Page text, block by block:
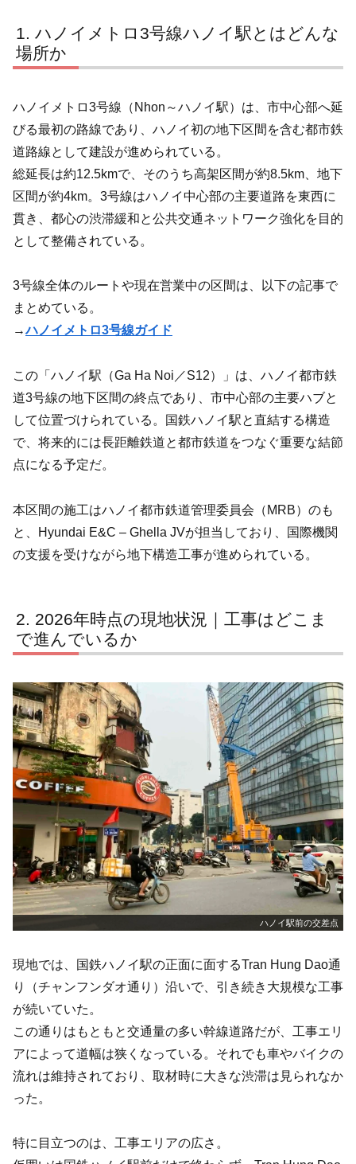
ハノイメトロ3号線ハノイ駅とはどんな
場所か
ハノイメトロ3号線（Nhon～ハノイ駅）は、市中心部へ延
びる最初の路線であり、ハノイ初の地下区間を含む都市鉄
道路線として建設が進められている。
総延長は約12.5kmで、そのうち高架区間が約8.5km、地下
区間が約4km。3号線はハノイ中心部の主要道路を東西に
貫き、都心の渋滞緩和と公共交通ネットワーク強化を目的
として整備されている。
3号線全体のルートや現在営業中の区間は、以下の記事で
まとめている。
→ハノイメトロ3号線ガイド
この「ハノイ駅（Ga Ha Noi／S12）」は、ハノイ都市鉄
道3号線の地下区間の終点であり、市中心部の主要ハブと
して位置づけられている。国鉄ハノイ駅と直結する構造
で、将来的には長距離鉄道と都市鉄道をつなぐ重要な結節
点になる予定だ。
本区間の施工はハノイ都市鉄道管理委員会（MRB）のも
と、Hyundai E&C – Ghella JVが担当しており、国際機関
の支援を受けながら地下構造工事が進められている。
2026年時点の現地状況｜工事はどこま
で進んでいるか
ハノイ駅前の交差点
現地では、国鉄ハノイ駅の正面に面するTran Hung Dao通
り（チャンフンダオ通り）沿いで、引き続き大規模な工事
が続いていた。
この通りはもともと交通量の多い幹線道路だが、工事エリ
アによって道幅は狭くなっている。それでも車やバイクの
流れは維持されており、取材時に大きな渋滞は見られなか
った。
特に目立つのは、工事エリアの広さ。